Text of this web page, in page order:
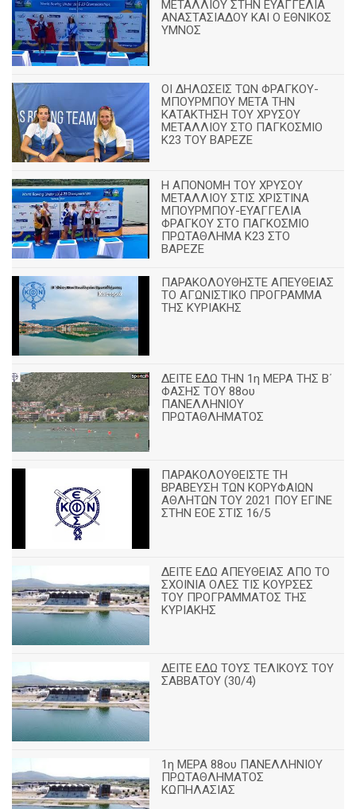
ΜΕΤΑΛΛΙΟΥ ΣΤΗΝ ΕΥΑΓΓΕΛΙΑ
ΑΝΑΣΤΑΣΙΑΔΟΥ ΚΑΙ Ο ΕΘΝΙΚΟΣ
ΥΜΝΟΣ
ΟΙ ΔΗΛΩΣΕΙΣ ΤΩΝ ΦΡΑΓΚΟΥ-
ΜΠΟΥΡΜΠΟΥ ΜΕΤΑ ΤΗΝ
ΚΑΤΑΚΤΗΣΗ ΤΟΥ ΧΡΥΣΟΥ
ΜΕΤΑΛΛΙΟΥ ΣΤΟ ΠΑΓΚΟΣΜΙΟ
Κ23 ΤΟΥ ΒΑΡΕΖΕ
Η ΑΠΟΝΟΜΗ ΤΟΥ ΧΡΥΣΟΥ
ΜΕΤΑΛΛΙΟΥ ΣΤΙΣ ΧΡΙΣΤΙΝΑ
ΜΠΟΥΡΜΠΟΥ-ΕΥΑΓΓΕΛΙΑ
ΦΡΑΓΚΟΥ ΣΤΟ ΠΑΓΚΟΣΜΙΟ
ΠΡΩΤΑΘΛΗΜΑ Κ23 ΣΤΟ
ΒΑΡΕΖΕ
ΠΑΡΑΚΟΛΟΥΘΗΣΤΕ ΑΠΕΥΘΕΙΑΣ
ΤΟ ΑΓΩΝΙΣΤΙΚΟ ΠΡΟΓΡΑΜΜΑ
ΤΗΣ ΚΥΡΙΑΚΗΣ
ΔΕΙΤΕ ΕΔΩ ΤΗΝ 1η ΜΕΡΑ ΤΗΣ Β΄
ΦΑΣΗΣ ΤΟΥ 88ου
ΠΑΝΕΛΛΗΝΙΟΥ
ΠΡΩΤΑΘΛΗΜΑΤΟΣ
ΠΑΡΑΚΟΛΟΥΘΕΙΣΤΕ ΤΗ
ΒΡΑΒΕΥΣΗ ΤΩΝ ΚΟΡΥΦΑΙΩΝ
ΑΘΛΗΤΩΝ ΤΟΥ 2021 ΠΟΥ ΕΓΙΝΕ
ΣΤΗΝ ΕΟΕ ΣΤΙΣ 16/5
ΔΕΙΤΕ ΕΔΩ ΑΠΕΥΘΕΙΑΣ ΑΠΟ ΤΟ
ΣΧΟΙΝΙΑ ΟΛΕΣ ΤΙΣ ΚΟΥΡΣΕΣ
ΤΟΥ ΠΡΟΓΡΑΜΜΑΤΟΣ ΤΗΣ
ΚΥΡΙΑΚΗΣ
ΔΕΙΤΕ ΕΔΩ ΤΟΥΣ ΤΕΛΙΚΟΥΣ ΤΟΥ
ΣΑΒΒΑΤΟΥ (30/4)
1η ΜΕΡΑ 88ου ΠΑΝΕΛΛΗΝΙΟΥ
ΠΡΩΤΑΘΛΗΜΑΤΟΣ
ΚΩΠΗΛΑΣΙΑΣ